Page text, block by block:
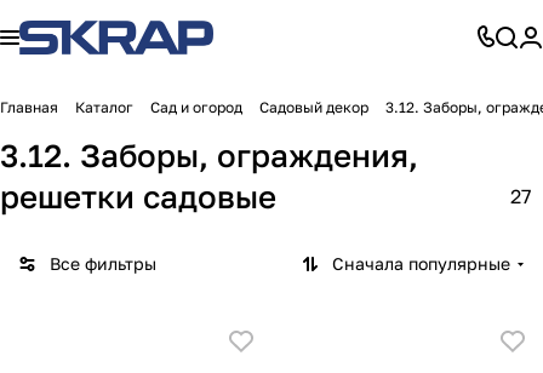
Главная Каталог Сад и огород Садовый декор 3.12. Заборы,
3.12. Заборы, ограждения,
решетки садовые
27
Все фильтры Сначала популярные